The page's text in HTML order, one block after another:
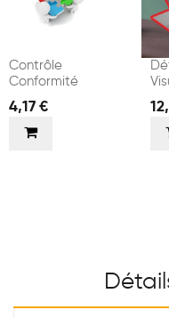
Contrôle
Conformité
4,17 €